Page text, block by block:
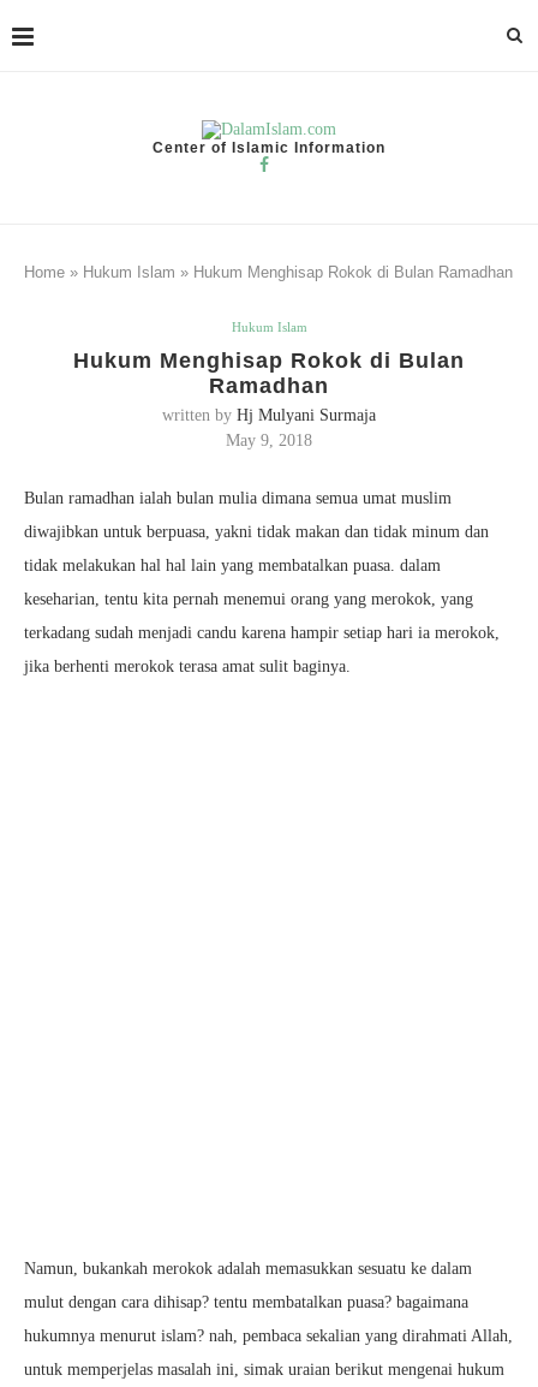
Center of Islamic Information
Home » Hukum Islam » Hukum Menghisap Rokok di Bulan Ramadhan
Hukum Islam
Hukum Menghisap Rokok di Bulan
Ramadhan
written by Hj Mulyani Surmaja
May 9, 2018
Bulan ramadhan ialah bulan mulia dimana semua umat muslim
diwajibkan untuk berpuasa, yakni tidak makan dan tidak minum dan
tidak melakukan hal hal lain yang membatalkan puasa. dalam
keseharian, tentu kita pernah menemui orang yang merokok, yang
terkadang sudah menjadi candu karena hampir setiap hari ia merokok,
jika berhenti merokok terasa amat sulit baginya.
Namun, bukankah merokok adalah memasukkan sesuatu ke dalam
mulut dengan cara dihisap? tentu membatalkan puasa? bagaimana
hukumnya menurut islam? nah, pembaca sekalian yang dirahmati Allah,
untuk memperjelas masalah ini, simak uraian berikut mengenai hukum